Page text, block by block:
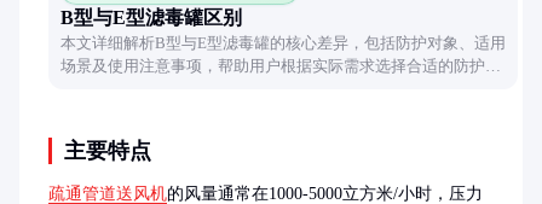
B型与E型滤毒罐区别
本文详细解析B型与E型滤毒罐的核心差异，包括防护对象、适用
场景及使用注意事项，帮助用户根据实际需求选择合适的防护装
主要特点
疏通管道送风机的风量通常在1000-5000立方米/小时，压力